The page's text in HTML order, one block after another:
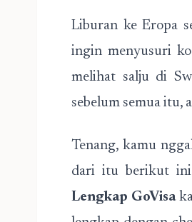
Liburan ke Eropa
ingin menyusuri
melihat salju di
sebelum semua itu,
Tenang, kamu
dari itu berikut ini
Lengkap GoVisa